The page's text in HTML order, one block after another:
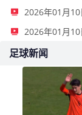
2026年01月
足球新闻